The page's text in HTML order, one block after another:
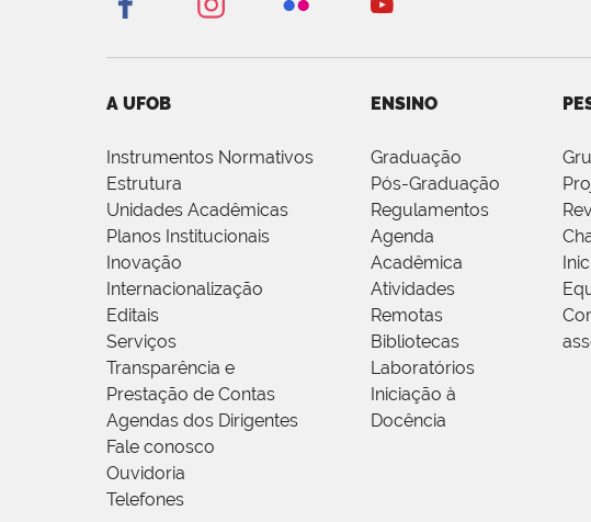
A UFOB
Instrumentos Normativos
Estrutura
Unidades Acadêmicas
Planos Institucionais
Inovação
Internacionalização
Editais
Serviços
Transparência e
Prestação de Contas
Agendas dos Dirigentes
Fale conosco
Ouvidoria
Telefones
ENSINO
Graduação
Pós-Graduação
Regulamentos
Agenda
Acadêmica
Atividades
Remotas
Bibliotecas
Laboratórios
Iniciação à
Docência